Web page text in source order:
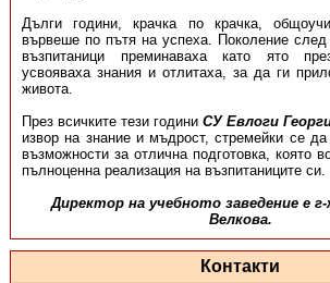
Дълги години, крачка по крачка,
вървеше по пътя на успеха. По­ко­­ле­ние
възпитаници преминаваха като ято
усвояваха знания и отлитаха, за да ги
живота.
През всичките тези годиниСУ Евлоги
извор на знание и мъдрост, стремейки се да
възможности за отлична подготовка, която
пълноценна реализация на възпитаниците си.
Директор на учебното заведение е
Велкова.
Контакти